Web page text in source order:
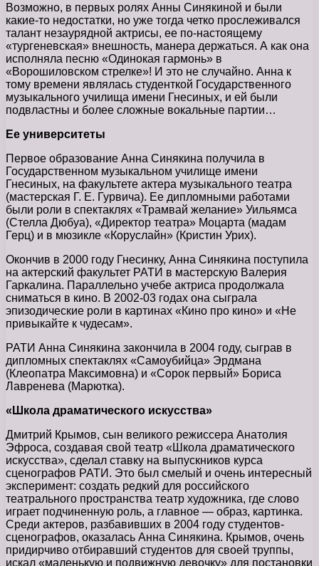
Возможно, в первых ролях Анны Синякиной и были
какие-то недостатки, но уже тогда четко прослеживался
талант незаурядной актрисы, ее по-настоящему
«тургеневская» внешность, манера держаться. А как она
исполняла песню «Одинокая гармонь» в
«Ворошиловском стрелке»! И это не случайно. Анна к
тому времени являлась студенткой Государственного
музыкального училища имени Гнесиных, и ей были
подвластны и более сложные вокальные партии…
Ее университеты
Первое образование Анна Синякина получила в
Государственном музыкальном училище имени
Гнесиных, на факультете актера музыкального театра
(мастерская Г. Е. Гурвича). Ее дипломными работами
были роли в спектаклях «Трамвай желание» Уильямса
(Стелла Дюбуа), «Директор театра» Моцарта (мадам
Герц) и в мюзикле «Коруслайн» (Кристин Урих).
Окончив в 2000 году Гнесинку, Анна Синякина поступила
на актерский факультет РАТИ в мастерскую Валерия
Гаркалина. Параллельно учебе актриса продолжала
сниматься в кино. В 2002-03 годах она сыграла
эпизодические роли в картинах «Кино про кино» и «Не
привыкайте к чудесам».
РАТИ Анна Синякина закончила в 2004 году, сыграв в
дипломных спектаклях «Самоубийца» Эрдмана
(Клеопатра Максимовна) и «Сорок первый» Бориса
Лавренева (Марютка).
«Школа драматического искусства»
Дмитрий Крымов, сын великого режиссера Анатолия
Эфроса, создавая свой театр «Школа драматического
искусства», сделал ставку на выпускников курса
сценографов РАТИ. Это был смелый и очень интересный
эксперимент: создать редкий для российского
театрального пространства театр художника, где слово
играет подчиненную роль, а главное — образ, картинка.
Среди актеров, разбавивших в 2004 году студентов-
сценографов, оказалась Анна Синякина. Крымов, очень
придирчиво отбиравший студентов для своей труппы,
искал «маленькую и подвижную девочку» для постановки